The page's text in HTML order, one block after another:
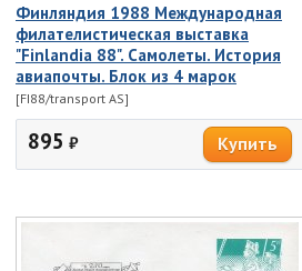
Финляндия 1988 Международная
филателистическая выставка
"Finlandia 88". Самолеты. История
авиапочты. Блок из 4 марок
[FI88/transport AS]
895 ₽